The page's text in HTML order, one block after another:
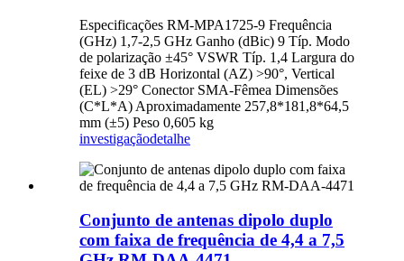
Especificações RM-MPA1725-9 Frequência
(GHz) 1,7-2,5 GHz Ganho (dBic) 9 Típ. Modo
de polarização ±45° VSWR Típ. 1,4 Largura do
feixe de 3 dB Horizontal (AZ) >90°, Vertical
(EL) >29° Conector SMA-Fêmea Dimensões
(C*L*A) Aproximadamente 257,8*181,8*64,5
mm (±5) Peso 0,605 kg
investigaçãodetalhe
Conjunto de antenas dipolo duplo
com faixa de frequência de 4,4 a 7,5